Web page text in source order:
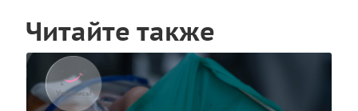
Читайте также